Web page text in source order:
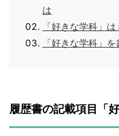
は
「好きな学科」
「好きな学科」
履歴書の記載項目「